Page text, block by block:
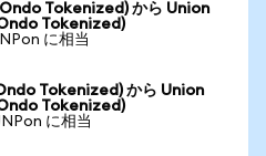
Tokenized) から Union
Tokenized)
に相当
Tokenized) から Union
Tokenized)
に相当